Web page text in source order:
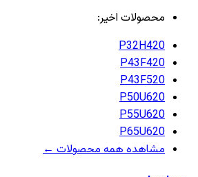
محصولات اخیر:
P32H420
P43F420
P43F520
P50U620
P55U620
P65U620
مشاهده همه محصولات ←